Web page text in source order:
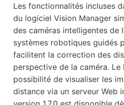
Les fonctionnalités incluses
du logiciel Vision Manager
des caméras intelligentes de
systèmes robotiques guidés
facilitent la correction des
perspective de la caméra.
possibilité de visualiser les
distance via un serveur Web